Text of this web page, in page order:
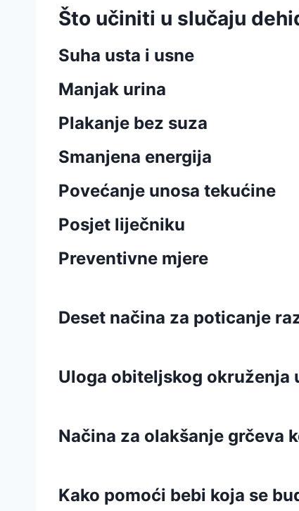
Što učiniti u slučaju
Suha usta i usne
Manjak urina
Plakanje bez suza
Smanjena energija
Povećanje unosa tekućine
Posjet liječniku
Preventivne mjere
Deset načina za poticanje
Uloga obiteljskog okruženja
Načina za olakšanje grčeva
Kako pomoći bebi koja se